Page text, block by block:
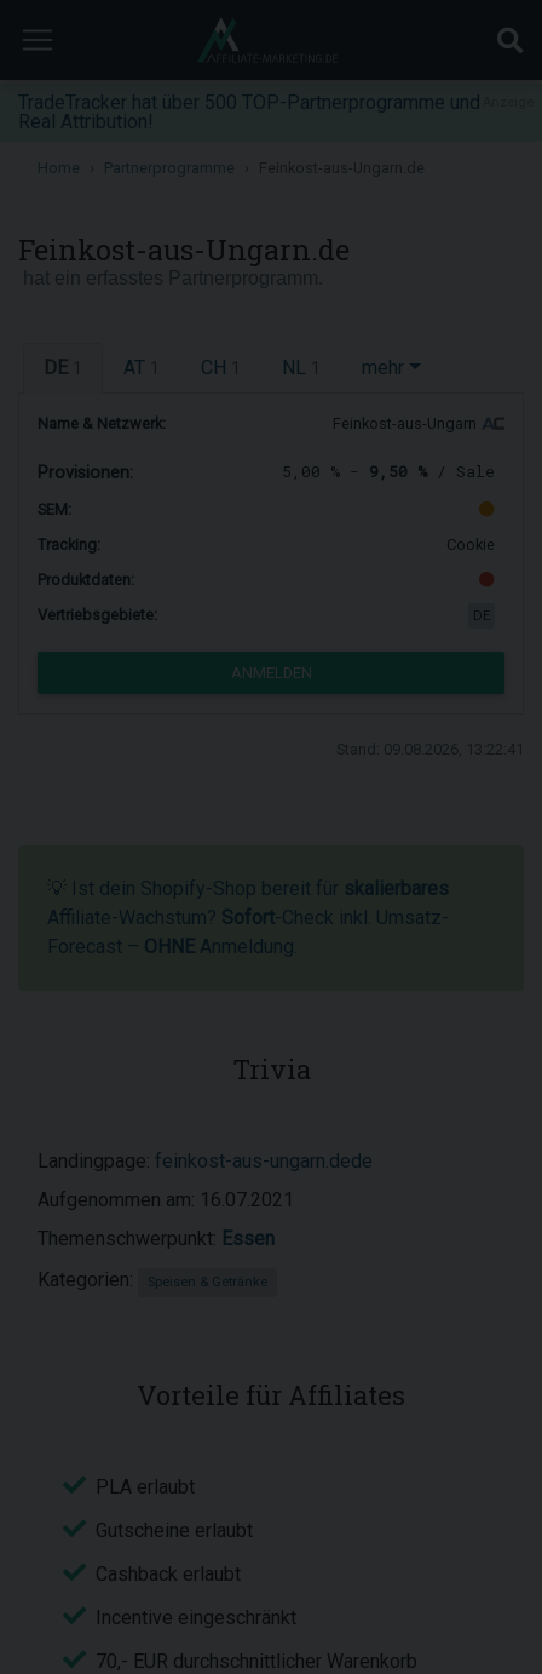
TradeTracker hat über 500 TOP-Partnerprogramme und
Real Attribution!
Home Partnerprogramme
Feinkost-aus-Ungarn.de
DE AT CH NL mehr
Name & Netzwerk: Feinkost-aus-Ungarn
Provisionen: 5,00 % - 9,50 % / Sale
SEM:
Tracking:
Cookie
Produktdaten:
Vertriebsgebiete:
ANMELDEN
💡 Ist dein Shopify-Shop bereit für skalierbares
Affiliate-Wachstum? Sofort-Check inkl. Umsatz-
Forecast – OHNE Anmeldung.
Trivia
Landingpage: feinkost-aus-ungarn.dede
Aufgenommen am: 16.07.2021
Themenschwerpunkt: Essen
Kategorien:
Speisen & Getränke
Vorteile für Affiliates
PLA erlaubt
Gutscheine erlaubt
Cashback erlaubt
Incentive eingeschränkt
70,- EUR durchschnittlicher Warenkorb